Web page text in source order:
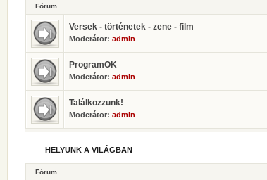
Fórum
Versek - történetek - zene - film
Moderátor: admin
ProgramOK
Moderátor: admin
Találkozzunk!
Moderátor: admin
HELYÜNK A VILÁGBAN
Fórum